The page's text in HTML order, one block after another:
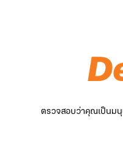
ตรวจสอบว่าคุณเป็นมนุ